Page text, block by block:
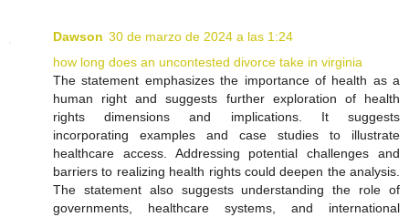
Dawson 30 de marzo de 2024 a las 1:24
how long does an uncontested divorce take in virginia
The statement emphasizes the importance of health as a
human right and suggests further exploration of health
rights dimensions and implications. It suggests
incorporating examples and case studies to illustrate
healthcare access. Addressing potential challenges and
barriers to realizing health rights could deepen the analysis.
The statement also suggests understanding the role of
governments, healthcare systems, and international